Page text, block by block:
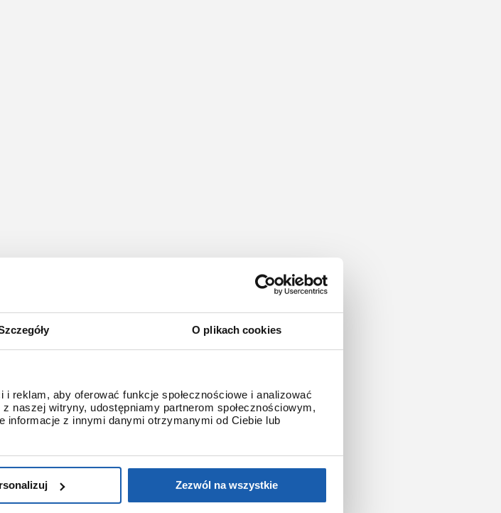
O plikach cookies
reklam, aby oferować funkcje społecznościowe i analizować
naszej witryny, udostępniamy partnerom społecznościowym,
informacje z innymi danymi otrzymanymi od Ciebie lub
Zezwól na wszystkie